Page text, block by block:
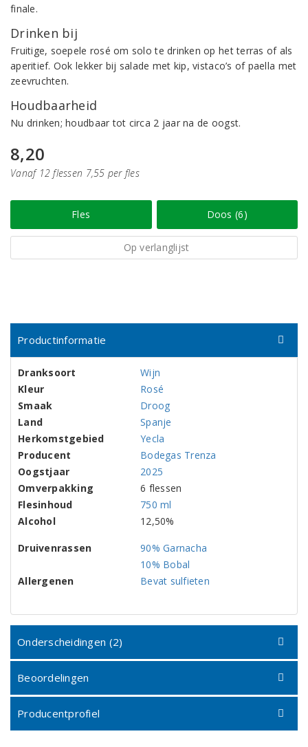
finale.
Drinken bij
Fruitige, soepele rosé om solo te drinken op het terras of als
aperitief. Ook lekker bij salade met kip, vistaco’s of paella met
zeevruchten.
Houdbaarheid
Nu drinken; houdbaar tot circa 2 jaar na de oogst.
8,20
Vanaf 12 flessen 7,55 per fles
Fles Doos (6)
Op verlanglijst
Productinformatie
Dranksoort
Wijn
Kleur
Rosé
Smaak
Droog
Land
Spanje
Herkomstgebied
Yecla
Producent
Bodegas Trenza
Oogstjaar
2025
Omverpakking
6 flessen
Flesinhoud
750 ml
Alcohol
12,50%
Druivenrassen
90% Garnacha
10% Bobal
Allergenen
Bevat sulfieten
Onderscheidingen (2)
Beoordelingen
Producentprofiel